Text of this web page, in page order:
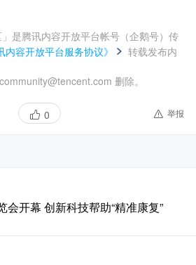
是腾讯内容开放平台帐号（企鹅号）传
内容开放平台服务协议》
转载发布内
删除。
0 举报
开幕 创新科技帮助“精准康复”